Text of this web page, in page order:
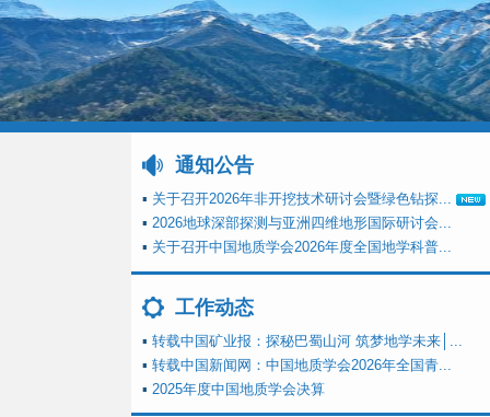
通知公告
▪ 关于召开2026年非开挖技术研讨会暨绿色钻探...
▪ 2026地球深部探测与亚洲四维地形国际研讨会...
▪ 关于召开中国地质学会2026年度全国地学科普...
工作动态
▪ 转载中国矿业报：探秘巴蜀山河 筑梦地学未来│...
▪ 转载中国新闻网：中国地质学会2026年全国青...
▪ 2025年度中国地质学会决算